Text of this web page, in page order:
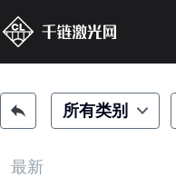
所有类别
最新